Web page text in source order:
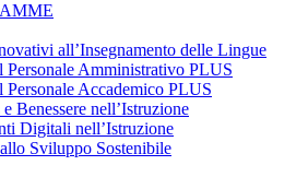
all’Insegnamento delle Lingue
Personale Amministrativo PLUS
Personale Accademico PLUS
Benessere nell’Istruzione
Digitali nell’Istruzione
Sviluppo Sostenibile